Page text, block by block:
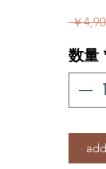
￥
数量